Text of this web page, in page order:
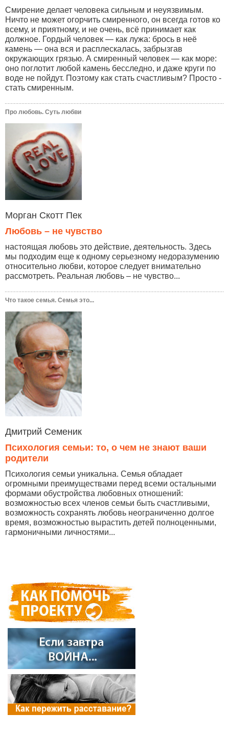
Смирение делает человека сильным и неуязвимым.
Ничто не может огорчить смиренного, он всегда готов ко
всему, и приятному, и не очень, всё принимает как
должное. Гордый человек — как лужа: брось в неё
камень — она вся и расплескалась, забрызгав
окружающих грязью. А смиренный человек — как море:
оно поглотит любой камень бесследно, и даже круги по
воде не пойдут. Поэтому как стать счастливым? Просто -
стать смиренным.
Про любовь. Суть любви
Морган Скотт Пек
Любовь – не чувство
настоящая любовь это действие, деятельность. Здесь
мы подходим еще к одному серьезному недоразумению
относительно любви, которое следует внимательно
рассмотреть. Реальная любовь – не чувство...
Что такое семья. Семья это...
Дмитрий Семеник
Психология семьи: то, о чем не знают ваши
родители
Психология семьи уникальна. Семья обладает
огромными преимуществами перед всеми остальными
формами обустройства любовных отношений:
возможностью всех членов семьи быть счастливыми,
возможность сохранять любовь неограниченно долгое
время, возможностью вырастить детей полноценными,
гармоничными личностями...